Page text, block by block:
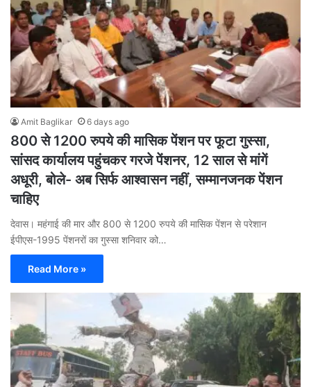
Amit Baglikar 6 days ago
800 से 1200 रुपये की मासिक पेंशन पर फूटा गुस्सा,
सांसद कार्यालय पहुंचकर गरजे पेंशनर, 12 साल से मांगें
अधूरी, बोले- अब सिर्फ आश्वासन नहीं, सम्मानजनक पेंशन
चाहिए
देवास। महंगाई की मार और 800 से 1200 रुपये की मासिक पेंशन से परेशान
ईपीएस-1995 पेंशनरों का गुस्सा शनिवार को…
Read More »